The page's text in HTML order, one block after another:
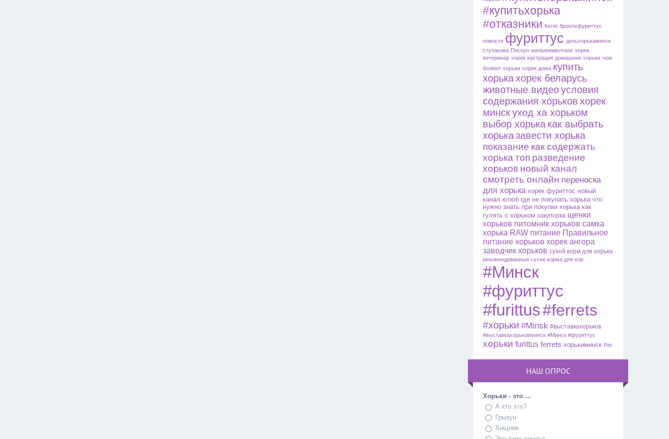
#купитьхорька
#отказники ferret броолхфуриттус
новости фуриттус деньхорькаминск
ступакова Пискун милыеживотные хорек
ветеринар хорек кастрация домашние хорьки чем
болеют хорьки хорек дома купить
хорька хорек беларусь
животные видео условия
содержания хорьков хорек
минск уход ха хорьком
выбор хорька как выбрать
хорька завести хорька
показание как содержать
хорька топ разведение
хорьков новый канал
смотреть онлайн переноска
для хорька хорек фуриттос новый
канал ютюб где не покупать хорька что
нужно знать при покупки хорька как
гулять с хорьком закупорка щенки
хорьков питомник хорьков самка
хорька RAW питание Правильное
питание хорьков хорек ангора
заводчик хорьков сухой корм для хорька
рекомендованные сухие корма для хор
#Минск
#фуриттус
#furittus#ferrets
#хорьки #Minsk #выставкахорьков
#выставкахорьковминск #Минск #фуриттус
хорьки furittus ferrets хорькиминск Pet
НАШ ОПРОС
Хорьки - это ...
А кто это?
Грызун
Хищник